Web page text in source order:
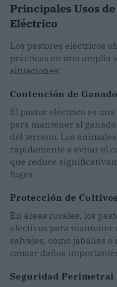
Principales Usos
Eléctrico
Los pastores eléctricos
prácticas en una amplia
situaciones:
Contención de
El pastor eléctrico es
para mantener al
del terreno. Los
rápidamente a evitar el
que reduce
fugas.
Protección de
En áreas rurales, los
efectivos para mantener
salvajes, como jabalíes
causar daños
Seguridad Perimetral